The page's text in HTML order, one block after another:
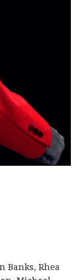
Banks, Rhea